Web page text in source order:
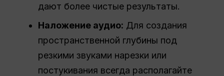
дают более чистые результаты.
Наложение аудио: Для создания
пространственной глубины под
резкими звуками нарезки или
постукивания всегда располагайте